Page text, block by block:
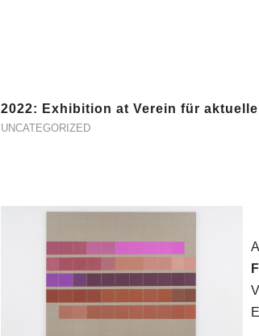
2022: Exhibition at Verein für
UNCATEGORIZED